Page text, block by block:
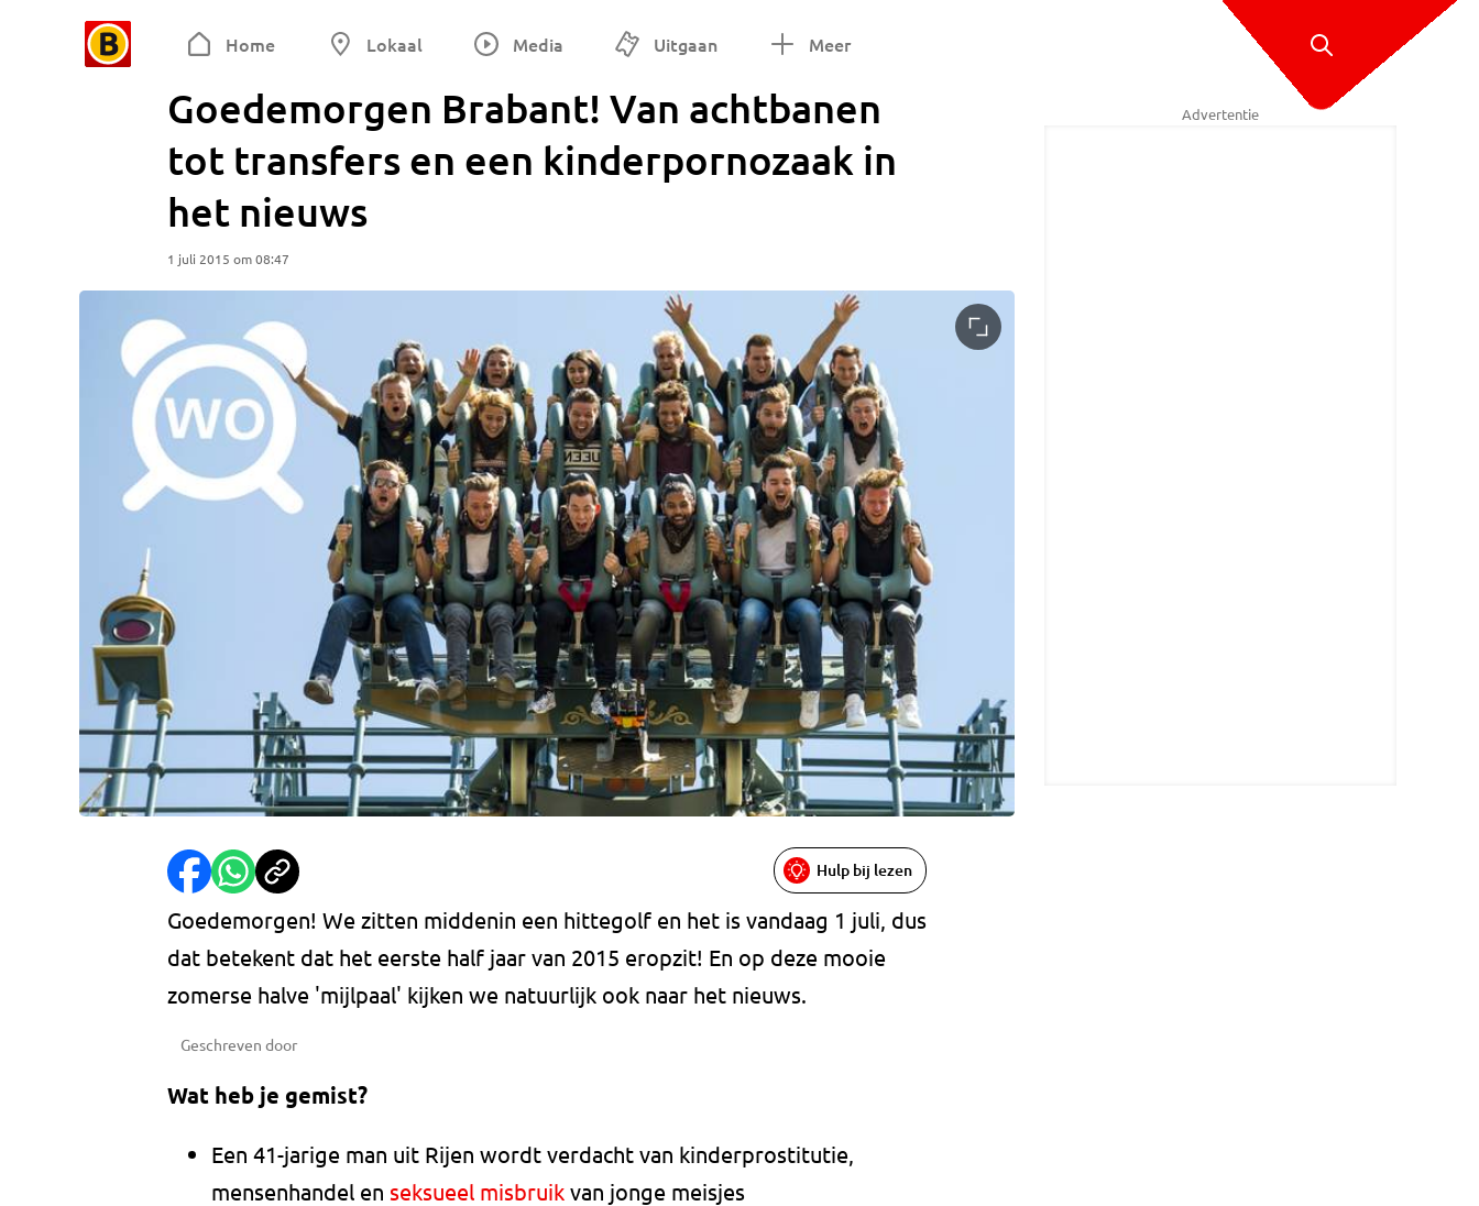
Home Lokaal Media Uitgaan Meer
Goedemorgen Brabant! Van achtbanen
tot transfers en een kinderpornozaak in
het nieuws
1 juli 2015 om 08:47
Hulp bij lezen
Goedemorgen! We zitten middenin een hittegolf en het is vandaag 1 juli, dus
dat betekent dat het eerste half jaar van 2015 eropzit! En op deze mooie
zomerse halve 'mijlpaal' kijken we natuurlijk ook naar het nieuws.
Geschreven door
Wat heb je gemist?
Een 41-jarige man uit Rijen wordt verdacht van kinderprostitutie,
mensenhandel en seksueel misbruik van jonge meisjes
Advertentie